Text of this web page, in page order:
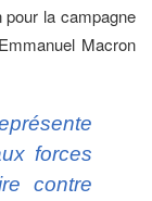
la campagne
Macron
forces
contre